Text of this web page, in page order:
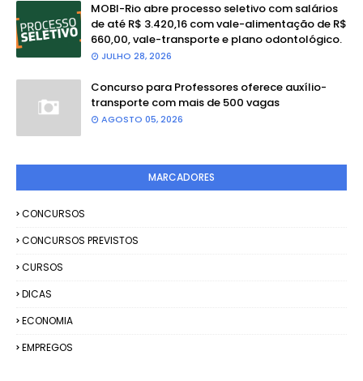
MOBI-Rio abre processo seletivo com salários
de até R$ 3.420,16 com vale-alimentação de R$
660,00, vale-transporte e plano odontológico.
JULHO 28, 2026
Concurso para Professores oferece auxílio-
transporte com mais de 500 vagas
AGOSTO 05, 2026
MARCADORES
CONCURSOS
CONCURSOS PREVISTOS
CURSOS
DICAS
ECONOMIA
EMPREGOS